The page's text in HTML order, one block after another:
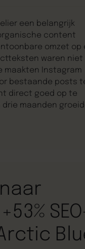
een belangrijk
content
omzet op
waren niet
maakten Instagram
bestaande posts
direct goed op te
drie maanden